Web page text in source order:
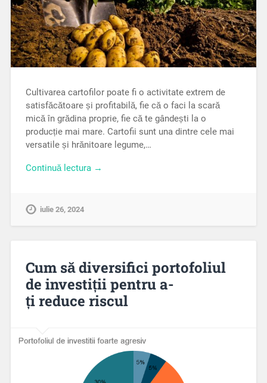
Cultivarea cartofilor poate fi o activitate extrem de
satisfăcătoare și profitabilă, fie că o faci la scară
mică în grădina proprie, fie că te gândești la o
producție mai mare. Cartofii sunt una dintre cele mai
versatile și hrănitoare legume,…
Continuă lectura →
iulie 26, 2024
Cum să diversifici portofoliul
de investiții pentru a-
ți reduce riscul